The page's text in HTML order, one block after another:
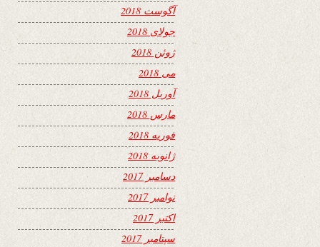
آگوست 2018
جولای 2018
ژوئن 2018
می 2018
آوریل 2018
مارس 2018
فوریه 2018
ژانویه 2018
دسامبر 2017
نوامبر 2017
اکتبر 2017
سپتامبر 2017